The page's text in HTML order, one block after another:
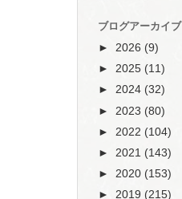
ブログアーカイブ
► 2026 (9)
► 2025 (11)
► 2024 (32)
► 2023 (80)
► 2022 (104)
► 2021 (143)
► 2020 (153)
► 2019 (215)